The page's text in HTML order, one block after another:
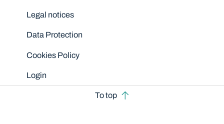
Legal notices
Data Protection
Cookies Policy
Login
To top